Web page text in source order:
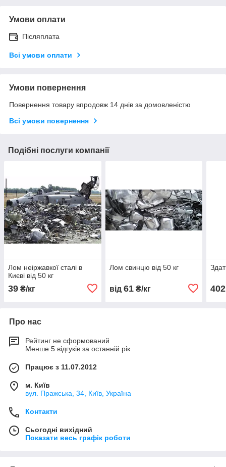
Умови оплати
Післяплата
Всі умови оплати
Умови повернення
Повернення товару впродовж 14 днів за домовленістю
Всі умови повернення
Подібні послуги компанії
Лом неіржавкої сталі в
Києві від 50 кг
39 ₴/кг
Лом свинцю від 50 кг
від 61₴/кг 402
Про нас
Рейтинг не сформований
Менше 5 відгуків за останній рік
Працює з 11.07.2012
м. Київ
вул. Пражська, 34, Київ, Україна
Контакти
Сьогодні вихідний
Показати весь графік роботи